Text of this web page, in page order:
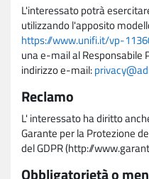
L'interessato potrà
utilizzando l'apposito
https://www.unifi.it/vp-
una e-mail al Responsabile
indirizzo e-mail:
Reclamo
L' interessato ha diritto
Garante per la Protezione
del GDPR (http://
Obbligatorietà o